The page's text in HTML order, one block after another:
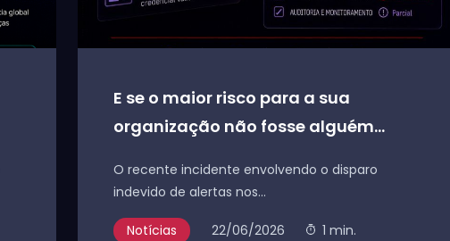
E se o maior risco para a sua
organização não fosse alguém...
O recente incidente envolvendo o disparo
indevido de alertas nos...
Notícias 22/06/2026 1 min.